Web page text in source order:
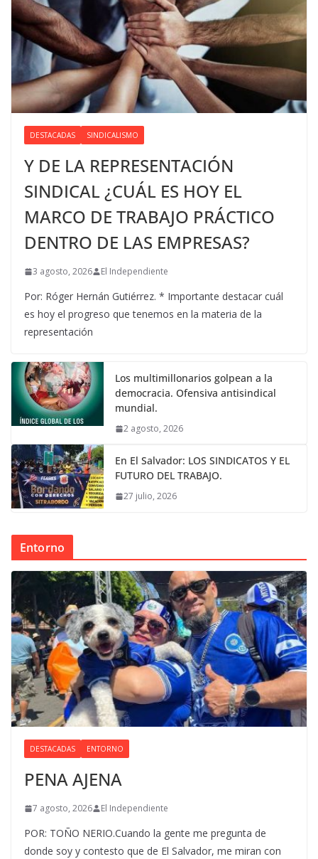
DESTACADAS SINDICALISMO
Y DE LA REPRESENTACIÓN
SINDICAL ¿CUÁL ES HOY EL
MARCO DE TRABAJO PRÁCTICO
DENTRO DE LAS EMPRESAS?
3 agosto, 2026 El Independiente
Por: Róger Hernán Gutiérrez. * Importante destacar cuál
es hoy el progreso que tenemos en la materia de la
representación
Los multimillonarios golpean a la
democracia. Ofensiva antisindical
mundial.
2 agosto, 2026
En El Salvador: LOS SINDICATOS Y EL
FUTURO DEL TRABAJO.
27 julio, 2026
Entorno
DESTACADAS ENTORNO
PENA AJENA
7 agosto, 2026 El Independiente
POR: TOÑO NERIO.Cuando la gente me pregunta de
donde soy y contesto que de El Salvador, me miran con